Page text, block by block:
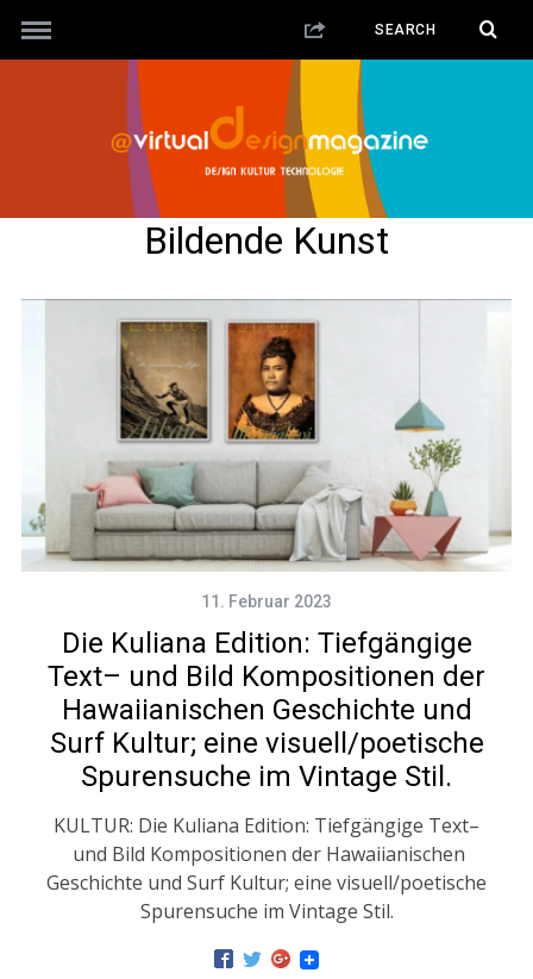
Bildende Kunst
11. Februar 2023
Die Kuliana Edition: Tiefgängige
Text– und Bild Kompositionen der
Hawaiianischen Geschichte und
Surf Kultur; eine visuell/poetische
Spurensuche im Vintage Stil.
KULTUR: Die Kuliana Edition: Tiefgängige Text–
und Bild Kompositionen der Hawaiianischen
Geschichte und Surf Kultur; eine visuell/poetische
Spurensuche im Vintage Stil.